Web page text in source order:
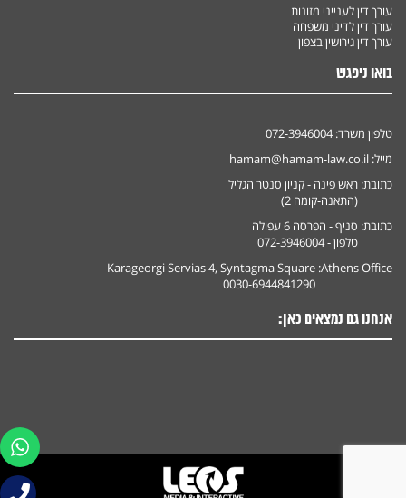
עורך דין לענייני מזונות
עורך דין לדיני משפחה
עורך דין גירושין בצפון
בואו ניפגש
טלפון משרד: 072-3946004
מייל: hamam@hamam-law.co.il
כתובת: ראש פינה - קניון סנטר הגליל
(התאנה-קומה 2)
כתובת: סניף - הפרסה 6 עפולה
טלפון - 072-3946004
Athens Office:
Karageorgi Servias 4, Syntagma Square
0030-6944841290
אנחנו גם נמצאים כאן: